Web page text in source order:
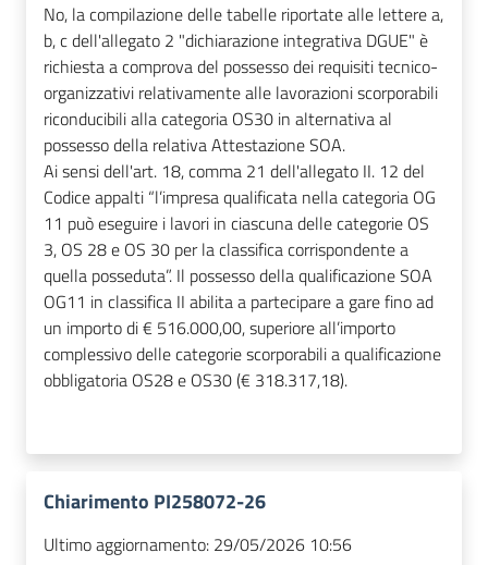
No, la compilazione delle tabelle riportate alle lettere a,
b, c dell'allegato 2 "dichiarazione integrativa DGUE" è
richiesta a comprova del possesso dei requisiti tecnico-
organizzativi relativamente alle lavorazioni scorporabili
riconducibili alla categoria OS30 in alternativa al
possesso della relativa Attestazione SOA.
Ai sensi dell'art. 18, comma 21 dell'allegato II. 12 del
Codice appalti “l’impresa qualificata nella categoria OG
11 può eseguire i lavori in ciascuna delle categorie OS
3, OS 28 e OS 30 per la classifica corrispondente a
quella posseduta”. Il possesso della qualificazione SOA
OG11 in classifica II abilita a partecipare a gare fino ad
un importo di € 516.000,00, superiore all’importo
complessivo delle categorie scorporabili a qualificazione
obbligatoria OS28 e OS30 (€ 318.317,18).
Chiarimento PI258072-26
Ultimo aggiornamento: 29/05/2026 10:56